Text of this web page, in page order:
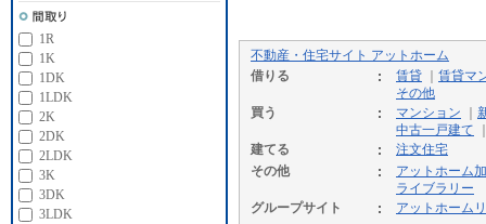
不動産・住宅サイト アットホーム
借りる
賃貸
賃貸マ
その他
買う
マンション
中古一戸建て
建てる
注文住宅
その他
アットホーム
ライブラリー
グループサイト
アットホーム
1R
1K
1DK
1LDK
2K
2DK
2LDK
3K
3DK
3LDK